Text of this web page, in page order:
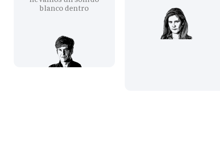
blanco dentro